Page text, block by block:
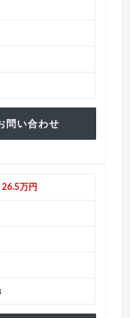
問い合わせ
万円